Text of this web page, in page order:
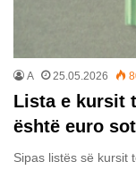
A 25.05.2026
Lista e kursit
është euro
Sipas listës së kursit